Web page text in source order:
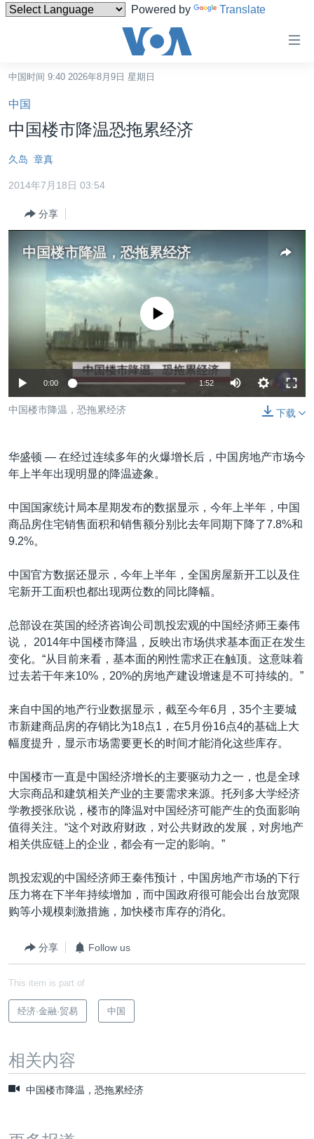
Powered by Translate
碍
链
接
内
台湾
港澳
国际
最新国际新闻
非洲
美洲
全球议题
分类新闻
经济·金融·贸易
人权·法律·宗教
科教·文娱·体健
军事
劳工
环境
热点专题
国会报道
美中关系
美国建国250周年
重要讲话与声明
南中国海争端
关注西藏
关注新疆
GEN Z 看美国
VOA今日焦点
中文广播
关注我们
其他语言网站
中国时间 9:40 2026年8月9日 星期日
中国
中国楼市降温恐拖累经济
久岛 章真
2014年7月18日 03:54
分享
中国楼市降温，恐拖累经济
没有媒体可用资源
0:00 1:52
下载
中国楼市降温，恐拖累经济
华盛顿 — 在经过连续多年的火爆增长后，中国房地产市场今
年上半年出现明显的降温迹象。
中国国家统计局本星期发布的数据显示，今年上半年，中国
商品房住宅销售面积和销售额分别比去年同期下降了7.8%和
9.2%。
中国官方数据还显示，今年上半年，全国房屋新开工以及住
宅新开工面积也都出现两位数的同比降幅。
总部设在英国的经济咨询公司凯投宏观的中国经济师王秦伟
说， 2014年中国楼市降温，反映出市场供求基本面正在发生
变化。“从目前来看，基本面的刚性需求正在触顶。这意味着
过去若干年来10%，20%的房地产建设增速是不可持续的。”
来自中国的地产行业数据显示，截至今年6月，35个主要城
市新建商品房的存销比为18点1，在5月份16点4的基础上大
幅度提升，显示市场需要更长的时间才能消化这些库存。
中国楼市一直是中国经济增长的主要驱动力之一，也是全球
大宗商品和建筑相关产业的主要需求来源。托列多大学经济
学教授张欣说，楼市的降温对中国经济可能产生的负面影响
值得关注。“这个对政府财政，对公共财政的发展，对房地产
相关供应链上的企业，都会有一定的影响。”
凯投宏观的中国经济师王秦伟预计，中国房地产市场的下行
压力将在下半年持续增加，而中国政府很可能会出台放宽限
购等小规模刺激措施，加快楼市库存的消化。
分享 Follow us
This item is part of
经济·金融·贸易 中国
相关内容
中国楼市降温，恐拖累经济